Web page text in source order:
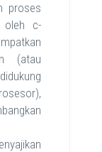
proses
oleh c-
(atau